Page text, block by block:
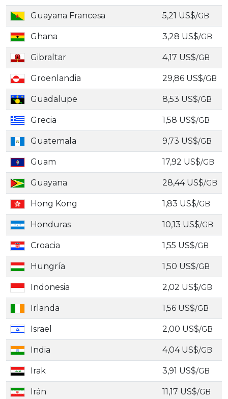
Guayana Francesa 5,21 US$/GB
Ghana 3,28 US$/GB
Gibraltar 4,17 US$/GB
Groenlandia 29,86 US$/GB
Guadalupe 8,53 US$/GB
Grecia 1,58 US$/GB
Guatemala 9,73 US$/GB
Guam 17,92 US$/GB
Guayana 28,44 US$/GB
Hong Kong 1,83 US$/GB
Honduras 10,13 US$/GB
Croacia 1,55 US$/GB
Hungría 1,50 US$/GB
Indonesia 2,02 US$/GB
Irlanda 1,56 US$/GB
Israel 2,00 US$/GB
India 4,04 US$/GB
Irak 3,91 US$/GB
Irán 11,17 US$/GB